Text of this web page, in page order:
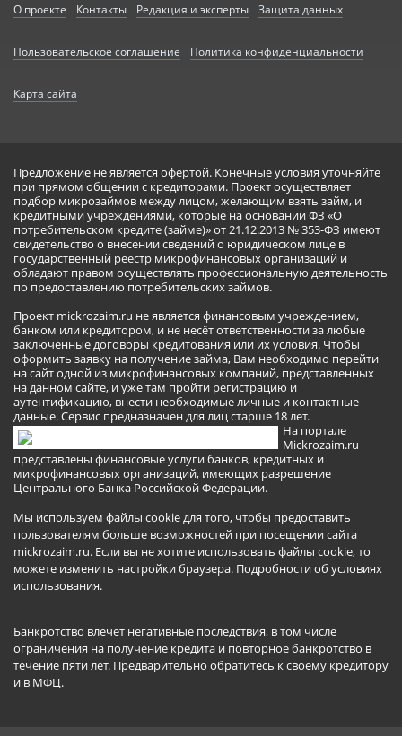
О проекте Контакты Редакция и эксперты Защита данных
Пользовательское соглашение Политика конфиденциальности
Карта сайта
Предложение не является офертой. Конечные условия уточняйте
при прямом общении с кредиторами. Проект осуществляет
подбор микрозаймов между лицом, желающим взять займ, и
кредитными учреждениями, которые на основании ФЗ «О
потребительском кредите (займе)» от 21.12.2013 № 353-ФЗ имеют
свидетельство о внесении сведений о юридическом лице в
государственный реестр микрофинансовых организаций и
обладают правом осуществлять профессиональную деятельность
по предоставлению потребительских займов.
Проект mickrozaim.ru не является финансовым учреждением,
банком или кредитором, и не несёт ответственности за любые
заключенные договоры кредитования или их условия. Чтобы
оформить заявку на получение займа, Вам необходимо перейти
на сайт одной из микрофинансовых компаний, представленных
на данном сайте, и уже там пройти регистрацию и
аутентификацию, внести необходимые личные и контактные
данные. Сервис предназначен для лиц старше 18 лет.
На портале
Mickrozaim.ru
представлены финансовые услуги банков, кредитных и
микрофинансовых организаций, имеющих разрешение
Центрального Банка Российской Федерации.
Мы используем файлы cookie для того, чтобы предоставить
пользователям больше возможностей при посещении сайта
mickrozaim.ru. Если вы не хотите использовать файлы cookie, то
можете изменить настройки браузера. Подробности об условиях
использования.
Банкротство влечет негативные последствия, в том числе
ограничения на получение кредита и повторное банкротство в
течение пяти лет. Предварительно обратитесь к своему кредитору
и в МФЦ.